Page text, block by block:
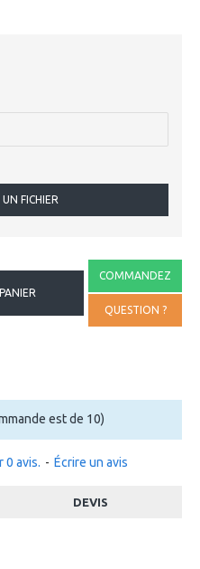
0 avis. - Écrire un avis
FICHIER
COMMANDEZ
QUESTION ?
est de 10)
DEVIS